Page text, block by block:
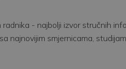
- najbolji izvor stručnih
najnovijim smjernicama,